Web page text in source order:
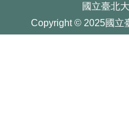
國立臺北
Copyright © 2025國立